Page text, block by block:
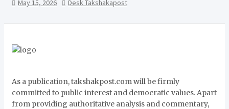
May 15, 2026 Desk Takshakapost
As a publication, takshakpost.com will be firmly
committed to public interest and democratic values. Apart
from providing authoritative analysis and commentary,